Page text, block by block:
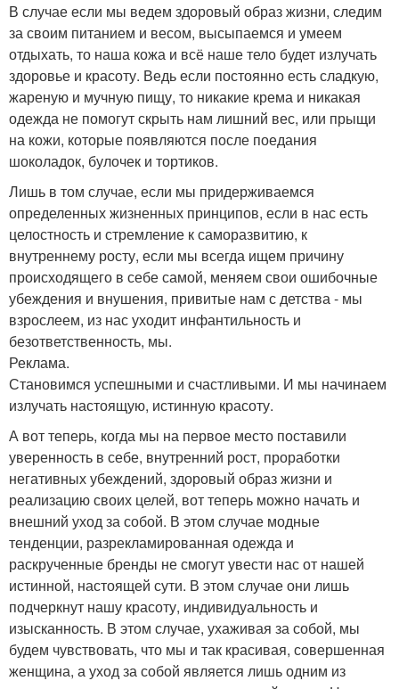
В случае если мы ведем здоровый образ жизни, следим
за своим питанием и весом, высыпаемся и умеем
отдыхать, то наша кожа и всё наше тело будет излучать
здоровье и красоту. Ведь если постоянно есть сладкую,
жареную и мучную пищу, то никакие крема и никакая
одежда не помогут скрыть нам лишний вес, или прыщи
на кожи, которые появляются после поедания
шоколадок, булочек и тортиков.
Лишь в том случае, если мы придерживаемся
определенных жизненных принципов, если в нас есть
целостность и стремление к саморазвитию, к
внутреннему росту, если мы всегда ищем причину
происходящего в себе самой, меняем свои ошибочные
убеждения и внушения, привитые нам с детства - мы
взрослеем, из нас уходит инфантильность и
безответственность, мы.
Реклама.
Становимся успешными и счастливыми. И мы начинаем
излучать настоящую, истинную красоту.
А вот теперь, когда мы на первое место поставили
уверенность в себе, внутренний рост, проработки
негативных убеждений, здоровый образ жизни и
реализацию своих целей, вот теперь можно начать и
внешний уход за собой. В этом случае модные
тенденции, разрекламированная одежда и
раскрученные бренды не смогут увести нас от нашей
истинной, настоящей сути. В этом случае они лишь
подчеркнут нашу красоту, индивидуальность и
изысканность. В этом случае, ухаживая за собой, мы
будем чувствовать, что мы и так красивая, совершенная
женщина, а уход за собой является лишь одним из